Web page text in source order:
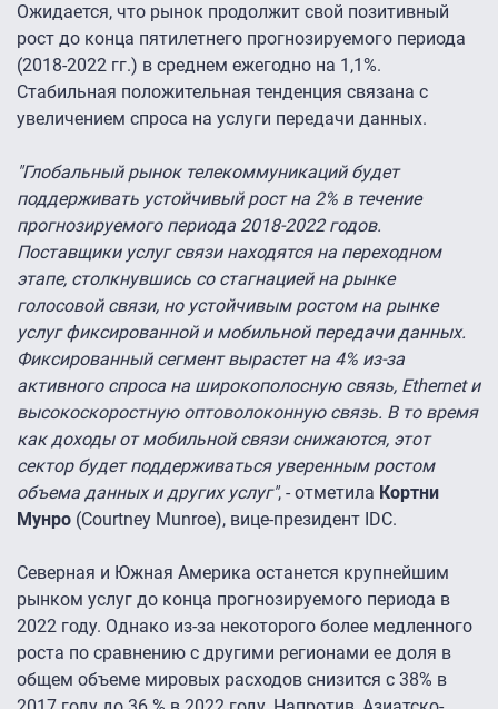
Ожидается, что рынок продолжит свой позитивный
рост до конца пятилетнего прогнозируемого периода
(2018-2022 гг.) в среднем ежегодно на 1,1%.
Стабильная положительная тенденция связана с
увеличением спроса на услуги передачи данных.
"Глобальный рынок телекоммуникаций будет
поддерживать устойчивый рост на 2% в течение
прогнозируемого периода 2018-2022 годов.
Поставщики услуг связи находятся на переходном
этапе, столкнувшись со стагнацией на рынке
голосовой связи, но устойчивым ростом на рынке
услуг фиксированной и мобильной передачи данных.
Фиксированный сегмент вырастет на 4% из-за
активного спроса на широкополосную связь, Ethernet и
высокоскоростную оптоволоконную связь. В то время
как доходы от мобильной связи снижаются, этот
сектор будет поддерживаться уверенным ростом
объема данных и других услуг", - отметила Кортни
Мунро (Courtney Munroe), вице-президент IDC.
Северная и Южная Америка останется крупнейшим
рынком услуг до конца прогнозируемого периода в
2022 году. Однако из-за некоторого более медленного
роста по сравнению с другими регионами ее доля в
общем объеме мировых расходов снизится с 38% в